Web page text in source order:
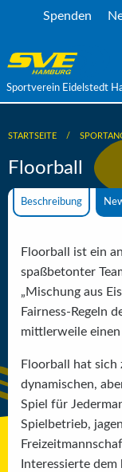
Spenden
Sportverein Eidelstedt
STARTSEITE
Floorball
Beschreibung
Floorball ist ein
spaßbetonter
„Mischung aus
Fairness-Regeln
mittlerweile einen
Floorball hat sich
dynamischen,
Spiel für
Spielbetrieb,
Interessierte